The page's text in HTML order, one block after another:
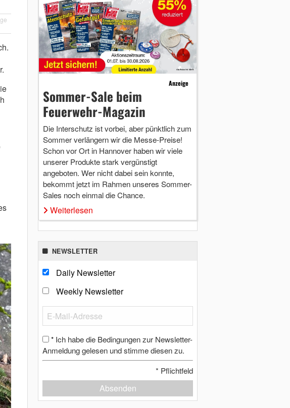
Anzeige
Sommer-Sale beim
Feuerwehr-Magazin
Die Interschutz ist vorbei, aber pünktlich zum
Sommer verlängern wir die Messe-Preise!
Schon vor Ort in Hannover haben wir viele
unserer Produkte stark vergünstigt
angeboten. Wer nicht dabei sein konnte,
bekommt jetzt im Rahmen unseres Sommer-
Sales noch einmal die Chance.
Weiterlesen
NEWSLETTER
Daily Newsletter
Weekly Newsletter
* Ich habe die Bedingungen zur Newsletter-
Anmeldung gelesen und stimme diesen zu.
* Pflichtfeld
Absenden